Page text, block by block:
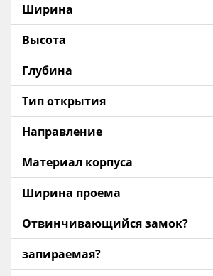
Ширина
Высота
Глубина
Тип открытия
Направление
Материал корпуса
Ширина проема
Отвинчивающийся замок?
запираемая?